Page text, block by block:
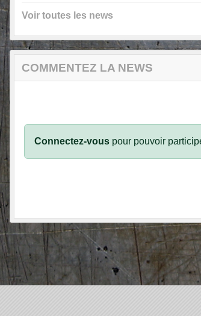
Voir toutes les news
COMMENTEZ LA NEWS
Connectez-vous pour pouvoir